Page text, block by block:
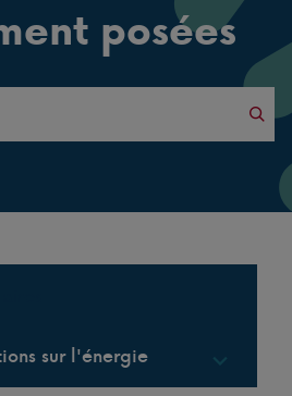
posées
sur l'énergie